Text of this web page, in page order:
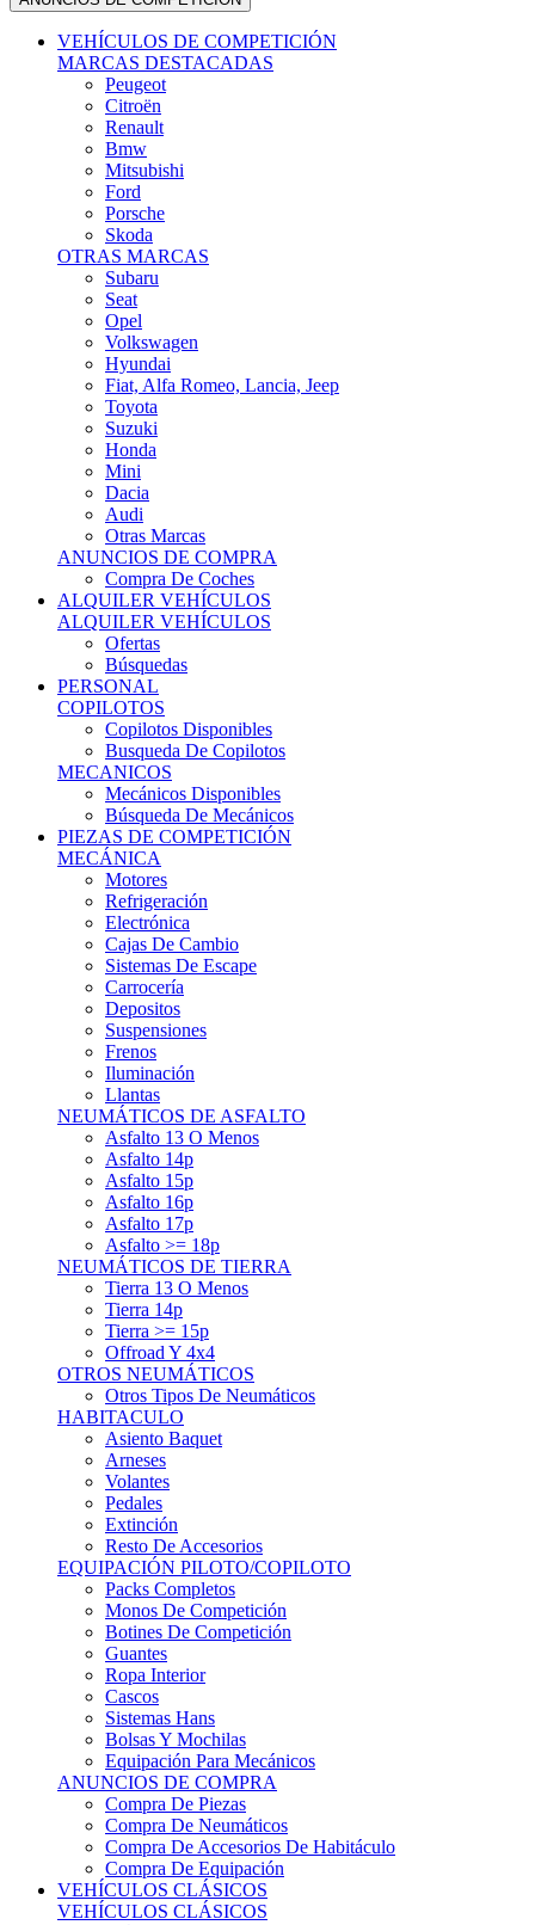
VEHÍCULOS DE COMPETICIÓN
MARCAS DESTACADAS
Peugeot
Citroën
Renault
Bmw
Mitsubishi
Ford
Porsche
Skoda
OTRAS MARCAS
Subaru
Seat
Opel
Volkswagen
Hyundai
Fiat, Alfa Romeo, Lancia, Jeep
Toyota
Suzuki
Honda
Mini
Dacia
Audi
Otras Marcas
ANUNCIOS DE COMPRA
Compra De Coches
ALQUILER VEHÍCULOS
ALQUILER VEHÍCULOS
Ofertas
Búsquedas
PERSONAL
COPILOTOS
Copilotos Disponibles
Busqueda De Copilotos
MECANICOS
Mecánicos Disponibles
Búsqueda De Mecánicos
PIEZAS DE COMPETICIÓN
MECÁNICA
Motores
Refrigeración
Electrónica
Cajas De Cambio
Sistemas De Escape
Carrocería
Depositos
Suspensiones
Frenos
Iluminación
Llantas
NEUMÁTICOS DE ASFALTO
Asfalto 13 O Menos
Asfalto 14p
Asfalto 15p
Asfalto 16p
Asfalto 17p
Asfalto >= 18p
NEUMÁTICOS DE TIERRA
Tierra 13 O Menos
Tierra 14p
Tierra >= 15p
Offroad Y 4x4
OTROS NEUMÁTICOS
Otros Tipos De Neumáticos
HABITACULO
Asiento Baquet
Arneses
Volantes
Pedales
Extinción
Resto De Accesorios
EQUIPACIÓN PILOTO/COPILOTO
Packs Completos
Monos De Competición
Botines De Competición
Guantes
Ropa Interior
Cascos
Sistemas Hans
Bolsas Y Mochilas
Equipación Para Mecánicos
ANUNCIOS DE COMPRA
Compra De Piezas
Compra De Neumáticos
Compra De Accesorios De Habitáculo
Compra De Equipación
VEHÍCULOS CLÁSICOS
VEHÍCULOS CLÁSICOS
Clásicos De Calle